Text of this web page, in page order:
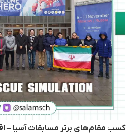
کسب مقام‌های برتر مسابقات آسیا –